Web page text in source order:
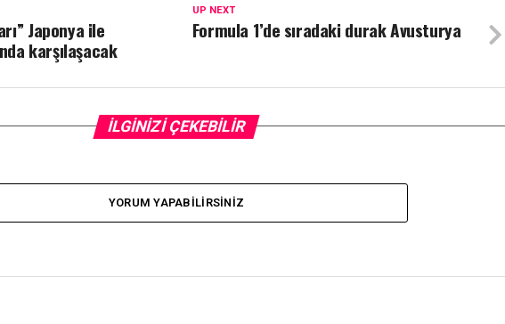
UP NEXT
Formula 1’de sıradaki durak Avusturya
Japonya ile
karşılaşacak
İLGİNİZİ ÇEKEBİLİR
YORUM YAPABILIRSINIZ